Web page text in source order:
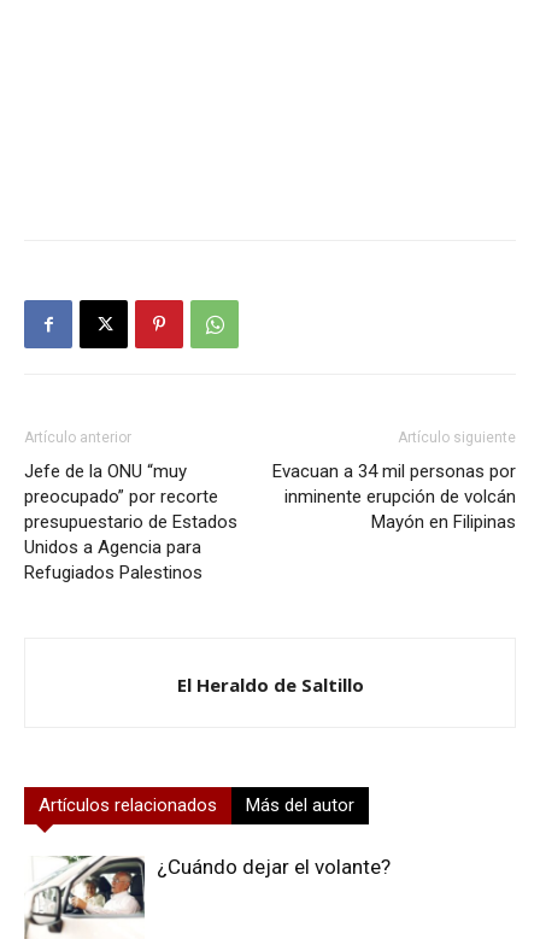
Artículo anterior
Jefe de la ONU “muy
preocupado” por recorte
presupuestario de Estados
Unidos a Agencia para
Refugiados Palestinos
Artículo siguiente
Evacuan a 34 mil personas por
inminente erupción de volcán
Mayón en Filipinas
El Heraldo de Saltillo
Artículos relacionados Más del autor
¿Cuándo dejar el volante?